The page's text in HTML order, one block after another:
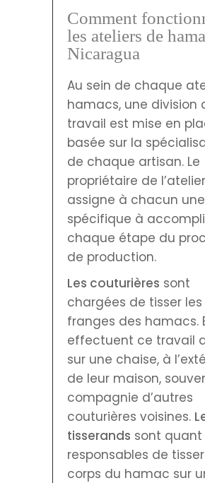
Comment
les ateliers de
Nicaragua
Au sein de chaque
hamacs, une division
travail est mise en
basée sur la
de chaque artisan. Le
propriétaire de l’atelier
assigne à chacun
spécifique à
chaque étape du
de production.
Les couturières sont
chargées de tisser les
franges des hamacs.
effectuent ce travail
sur une chaise, à
de leur maison,
compagnie d’autres
couturières voisines.
tisserands sont quant
responsables de
corps du hamac sur